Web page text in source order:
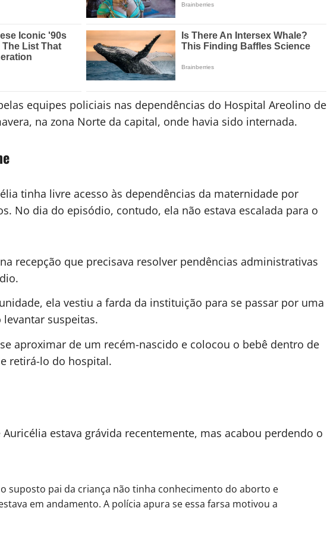
equipes policiais nas dependências do Hospital Areolino de
na zona Norte da capital, onde havia sido internada.
tinha livre acesso às dependências da maternidade por
No dia do episódio, contudo, ela não estava escalada para o
recepção que precisava resolver pendências administrativas
ela vestiu a farda da instituição para se passar por uma
suspeitas.
aproximar de um recém-nascido e colocou o bebê dentro de
retirá-lo do hospital.
estava grávida recentemente, mas acabou perdendo o
suposto pai da criança não tinha conhecimento do aborto e
em andamento. A polícia apura se essa farsa motivou a